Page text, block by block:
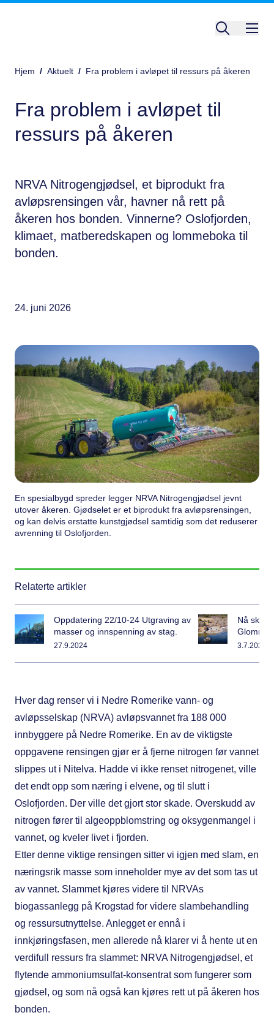
Hjem / Aktuelt / Fra problem i avløpet til ressurs på åkeren
Fra problem i avløpet til
ressurs på åkeren
NRVA Nitrogengjødsel, et biprodukt fra
avløpsrensingen vår, havner nå rett på
åkeren hos bonden. Vinnerne? Oslofjorden,
klimaet, matberedskapen og lommeboka til
bonden.
24. juni 2026
En spesialbygd spreder legger NRVA Nitrogengjødsel jevnt
utover åkeren. Gjødselet er et biprodukt fra avløpsrensingen,
og kan delvis erstatte kunstgjødsel samtidig som det reduserer
avrenning til Oslofjorden.
Relaterte artikler
Oppdatering 22/10-24 Utgraving av
masser og innspenning av stag.
27.9.2024
Nå skal
Glomma
3.7.2026
Hver dag renser vi i Nedre Romerike vann- og
avløpsselskap (NRVA) avløpsvannet fra 188 000
innbyggere på Nedre Romerike. En av de viktigste
oppgavene rensingen gjør er å fjerne nitrogen før vannet
slippes ut i Nitelva. Hadde vi ikke renset nitrogenet, ville
det endt opp som næring i elvene, og til slutt i
Oslofjorden. Der ville det gjort stor skade. Overskudd av
nitrogen fører til algeoppblomstring og oksygenmangel i
vannet, og kveler livet i fjorden.
Etter denne viktige rensingen sitter vi igjen med slam, en
næringsrik masse som inneholder mye av det som tas ut
av vannet. Slammet kjøres videre til NRVAs
biogassanlegg på Krogstad for videre slambehandling
og ressursutnyttelse. Anlegget er ennå i
innkjøringsfasen, men allerede nå klarer vi å hente ut en
verdifull ressurs fra slammet: NRVA Nitrogengjødsel, et
flytende ammoniumsulfat-konsentrat som fungerer som
gjødsel, og som nå også kan kjøres rett ut på åkeren hos
bonden.